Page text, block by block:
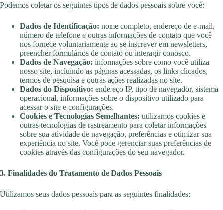
Podemos coletar os seguintes tipos de dados pessoais sobre você:
Dados de Identificação: nome completo, endereço de e-mail,
número de telefone e outras informações de contato que você
nos fornece voluntariamente ao se inscrever em newsletters,
preencher formulários de contato ou interagir conosco.
Dados de Navegação: informações sobre como você utiliza
nosso site, incluindo as páginas acessadas, os links clicados,
termos de pesquisa e outras ações realizadas no site.
Dados do Dispositivo: endereço IP, tipo de navegador, sistema
operacional, informações sobre o dispositivo utilizado para
acessar o site e configurações.
Cookies e Tecnologias Semelhantes: utilizamos cookies e
outras tecnologias de rastreamento para coletar informações
sobre sua atividade de navegação, preferências e otimizar sua
experiência no site. Você pode gerenciar suas preferências de
cookies através das configurações do seu navegador.
3. Finalidades do Tratamento de Dados Pessoais
Utilizamos seus dados pessoais para as seguintes finalidades: